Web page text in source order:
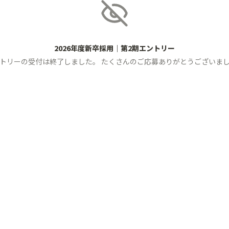
2026年度新卒採用｜第2期エントリー
リーの受付は終了しました。 たくさんのご応募ありがとうございま